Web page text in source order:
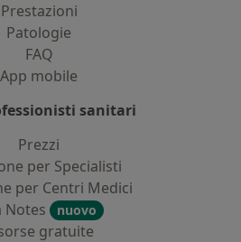
Prestazioni
Patologie
FAQ
App mobile
sanitari
Prezzi
per Specialisti
per Centri Medici
Notes
nuovo
gratuite